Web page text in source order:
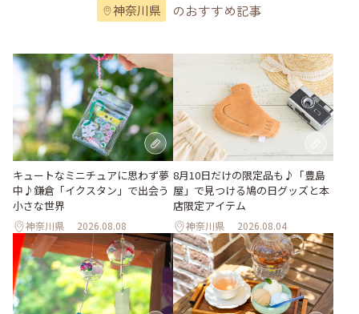
神奈川県 のおすすめ記事
キュートなミニチュアに思わず夢
中♪鎌倉「イクスタン」で出会う
小さな世界
神奈川県 2026.08.08
8月10日だけの限定品も♪「豊島
屋」で見つける鳩の日グッズと本
店限定アイテム
神奈川県 2026.08.04